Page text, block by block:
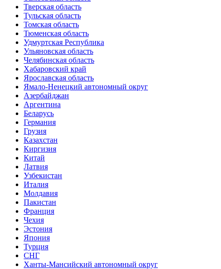
Тверская область
Тульская область
Томская область
Тюменская область
Удмуртская Республика
Ульяновская область
Челябинская область
Хабаровский край
Ярославская область
Ямало-Ненецкий автономный округ
Азербайджан
Аргентина
Беларусь
Германия
Грузия
Казахстан
Киргизия
Китай
Латвия
Узбекистан
Италия
Молдавия
Пакистан
Франция
Чехия
Эстония
Япония
Турция
СНГ
Ханты-Мансийский автономный округ